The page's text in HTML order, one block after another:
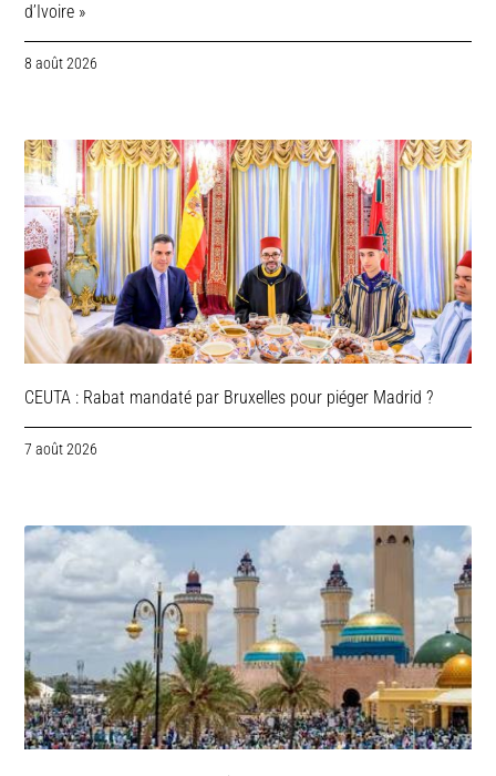
d’Ivoire »
8 août 2026
CEUTA : Rabat mandaté par Bruxelles pour piéger Madrid ?
7 août 2026